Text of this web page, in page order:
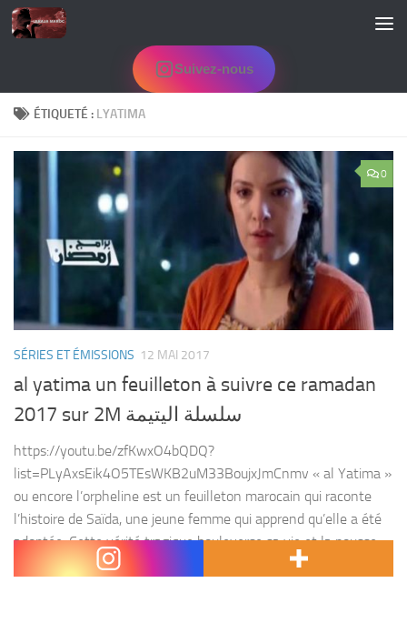
Skip to content
Suivez-nous
ÉTIQUETÉ : LYATIMA
0
SÉRIES ET ÉMISSIONS 12 MAI 2017
al yatima un feuilleton à suivre ce ramadan
2017 sur 2M سلسلة اليتيمة
https://youtu.be/zfKwxO4bQDQ?
list=PLyAxsEik4O5TEsWKB2uM33BoujxJmCnmv « al Yatima »
ou encore l’orpheline est un feuilleton marocain qui raconte
l’histoire de Saïda, une jeune femme qui apprend qu’elle a été
adoptée. Cette vérité tragique bouleverse sa vie et la pousse